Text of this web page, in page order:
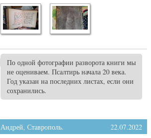
По одной фотографии разворота книги мы
не оцениваем. Псалтирь начала 20 века.
Год указан на последних листах, если они
сохранились.
Андрей, Ставрополь.
22.07.2022